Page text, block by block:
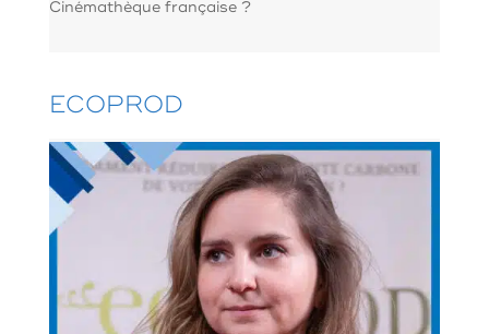
Cinémathèque française ?
ECOPROD